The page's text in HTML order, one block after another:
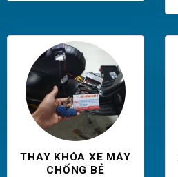
THAY KHÓA XE MÁY
CHỐNG BẺ